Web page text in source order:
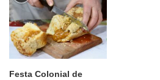
Festa Colonial de